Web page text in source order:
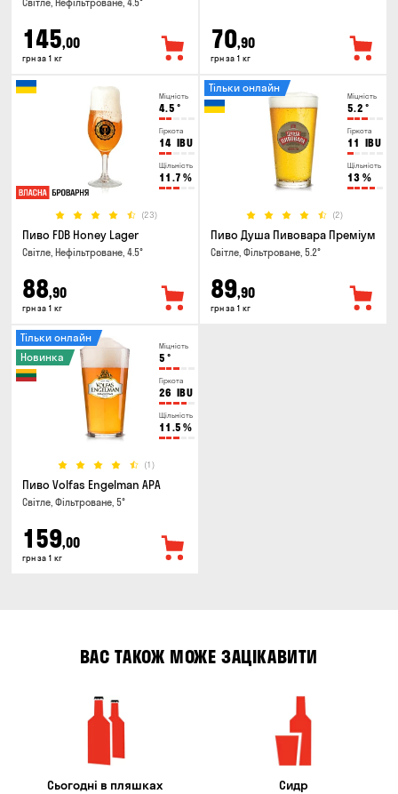
Світле, Нефільтроване, 4.5°
145,00
грн за 1 кг
70,90
грн за 1 кг
Міцність
4.5 °
Гіркота
14 IBU
Щільність
11.7 %
(23)
Пиво FDB Honey Lager
Світле, Нефільтроване, 4.5°
88,90
грн за 1 кг
Міцність
5.2 °
Гіркота
11 IBU
Щільність
13 %
(2)
Тільки онлайн
Пиво Душа Пивовара Преміум
Світле, Фільтроване, 5.2°
89,90
грн за 1 кг
Міцність
5 °
Гіркота
26 IBU
Щільність
11.5 %
(1)
Тільки онлайн
Новинка
Пиво Volfas Engelman APA
Світле, Фільтроване, 5°
159,00
грн за 1 кг
ВАС ТАКОЖ МОЖЕ ЗАЦІКАВИТИ
Сьогодні в пляшках Сидр